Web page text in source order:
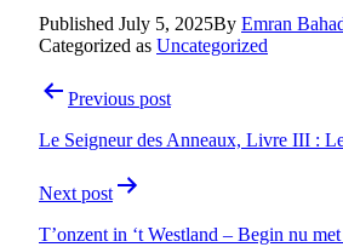
Published July 5, 2025By Emran
Categorized as Uncategorized
PostPrevious post
Le Seigneur des Anneaux, Livre III :
Next post
T’onzent in ‘t Westland – Begin nu